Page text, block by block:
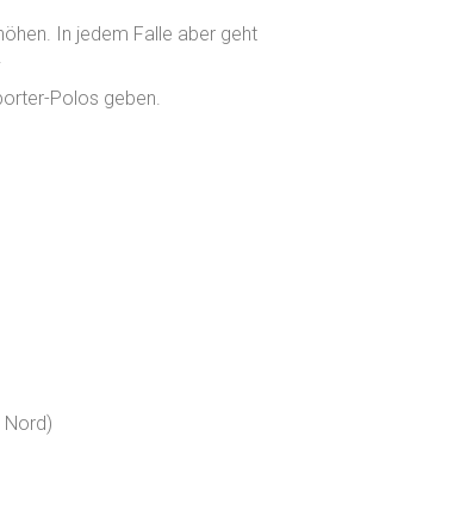
In jedem Falle aber geht
Polos geben.
Nord)